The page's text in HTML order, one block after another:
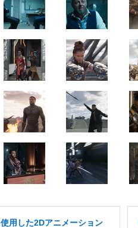
用した2Dアニメーション